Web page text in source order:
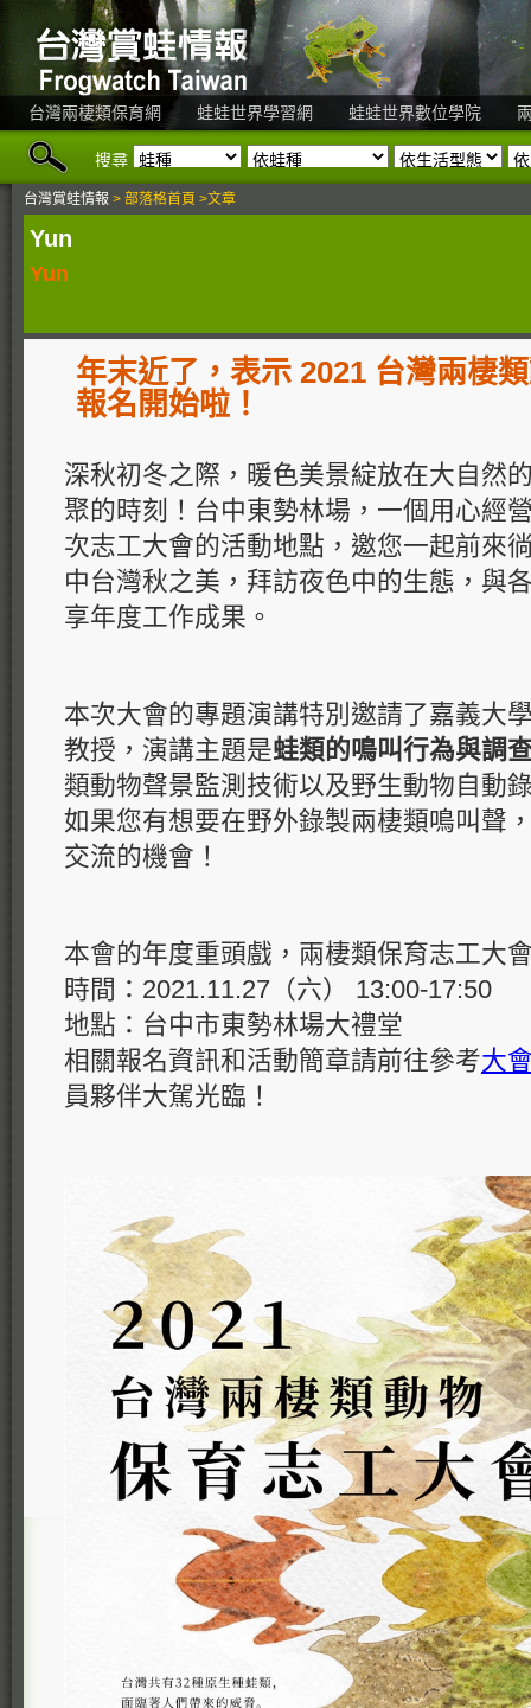
台灣兩棲類保育網 蛙蛙世界學習網 蛙蛙世界數位學院
搜尋
台灣賞蛙情報 > 部落格首頁 >文章
Yun
Yun
年末近了，表示 2021 台灣兩棲
報名開始啦！
深秋初冬之際，暖色美景綻放在大自然
聚的時刻！台中東勢林場，一個用心經
次志工大會的活動地點，邀您一起前來
中台灣秋之美，拜訪夜色中的生態，與
享年度工作成果。
本次大會的專題演講特別邀請了嘉義大
教授，演講主題是蛙類的鳴叫行為與調
類動物聲景監測技術以及野生動物自動
如果您有想要在野外錄製兩棲類鳴叫聲
交流的機會！
本會的年度重頭戲，兩棲類保育志工大
時間：2021.11.27（六） 13:00-17:50
地點：台中市東勢林場大禮堂
相關報名資訊和活動簡章請前往參考大
員夥伴大駕光臨！